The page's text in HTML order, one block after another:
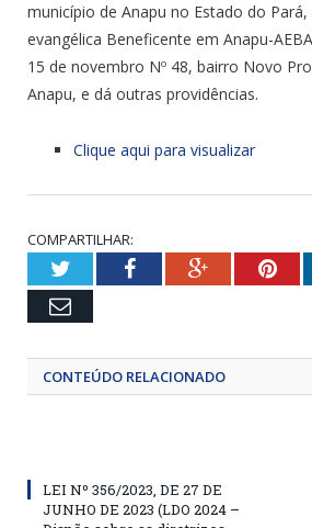
município de Anapu no Estado do
evangélica Beneficente em Anapu-
15 de novembro Nº 48, bairro Novo
Anapu, e dá outras providências.
Clique aqui para visualizar
COMPARTILHAR:
TwitterFacebookGoogle+
Email
CONTEÚDO RELACIONADO
LEI Nº 356/2023, DE 27 DE
JUNHO DE 2023 (LDO 2024 –